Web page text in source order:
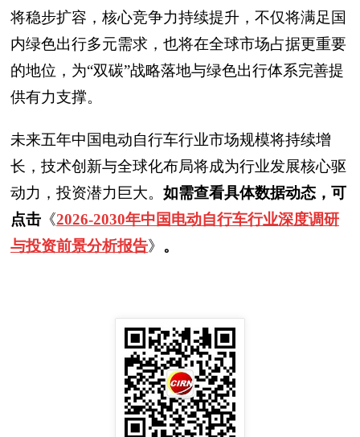
将稳步扩容，核心竞争力持续提升，不仅将满足国
内绿色出行多元需求，也将在全球市场占据更重要
的地位，为“双碳”战略落地与绿色出行体系完善提
供有力支撑。
未来五年中国电动自行车行业市场规模将持续增
长，技术创新与全球化布局将成为行业发展核心驱
动力，投资潜力巨大。 如需查看具体数据动态，可
点击 《2026-2030年中国电动自行车行业深度调研
与投资前景分析报告》 。